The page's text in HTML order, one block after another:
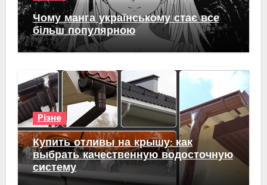
Чому манга українському стає все
більш популярною
Різне
Купить отливы на крышу: как
выбрать качественную водосточную
систему